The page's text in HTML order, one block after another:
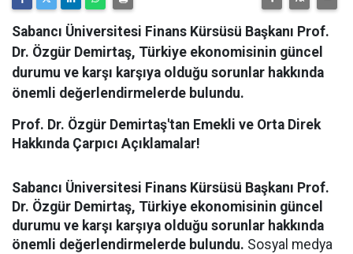
Sabancı Üniversitesi Finans Kürsüsü Başkanı Prof.
Dr. Özgür Demirtaş, Türkiye ekonomisinin güncel
durumu ve karşı karşıya olduğu sorunlar hakkında
önemli değerlendirmelerde bulundu.
Prof. Dr. Özgür Demirtaş'tan Emekli ve Orta Direk
Hakkında Çarpıcı Açıklamalar!
Sabancı Üniversitesi Finans Kürsüsü Başkanı Prof.
Dr. Özgür Demirtaş, Türkiye ekonomisinin güncel
durumu ve karşı karşıya olduğu sorunlar hakkında
önemli değerlendirmelerde bulundu. Sosyal medya